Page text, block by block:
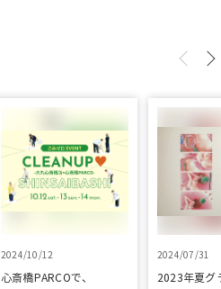
2024/10/12
心斎橋PARCOで、
2024/07/31
2023年夏グ